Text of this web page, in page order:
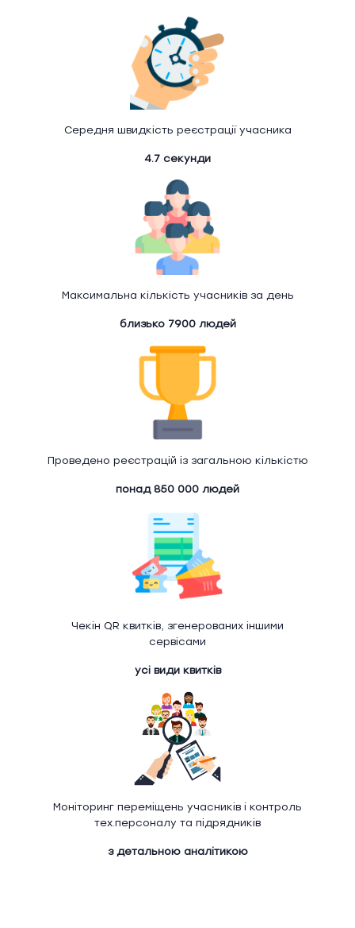
Середня швидкість реєстрації учасника
4.7 секунди
Максимальна кількість учасників за день
близько 7900 людей
Проведено реєстрацій із загальною кількістю
понад 850 000 людей
Чекін QR квитків, згенерованих іншими
сервісами
усі види квитків
Моніторинг переміщень учасників і контроль
тех.персоналу та підрядників
з детальною аналітикою